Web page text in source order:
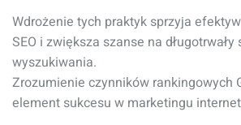
Wdrożenie tych praktyk sprzyja
SEO i zwiększa szanse na
wyszukiwania.
Zrozumienie czynników rankingowych
element sukcesu w marketingu